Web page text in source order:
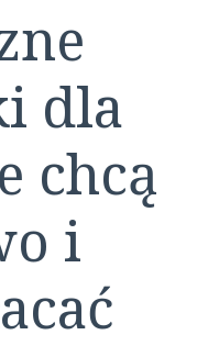
dla
chcą
i